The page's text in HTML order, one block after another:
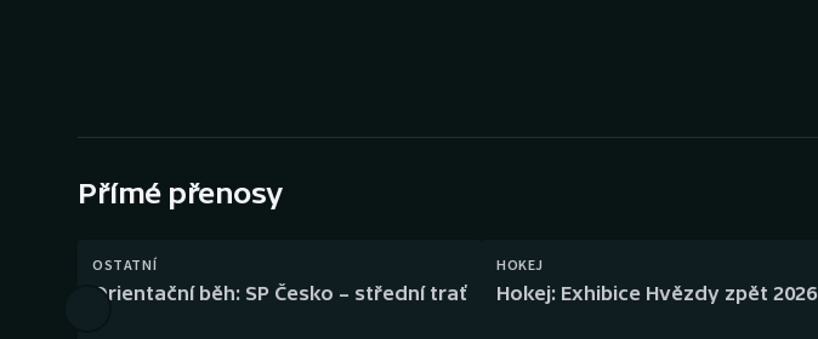
Gymnastika Plážový volejbal
Přímé přenosy
OSTATNÍ
Orientační běh: SP Česko – střední trať
HOKEJ
Hokej: Exhibice Hvězdy zpět 2026